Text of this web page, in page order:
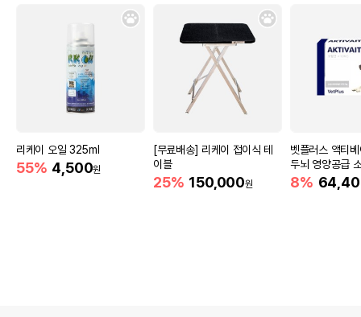
리케이 오일 325ml
55% 4,500원
[무료배송] 리케이 접이식 테
이블
25% 150,000원
벳플러스 액티
두뇌 영양공급
슐
8%